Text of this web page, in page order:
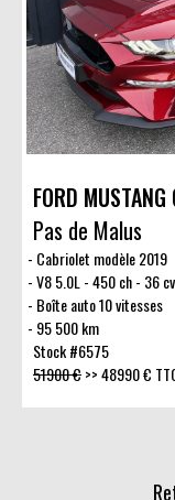
FORD MUSTANG
Pas de Malus
Cabriolet modèle 2019
V8 5.0L - 450 ch - 36
Boîte auto 10 vitesses
95 500 km
Stock #6575
51900 €>>48990 €